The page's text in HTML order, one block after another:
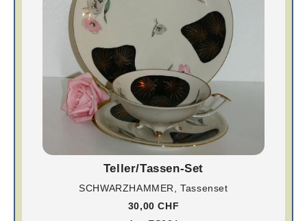
Teller/Tassen-Set
SCHWARZHAMMER, Tassenset
30,00 CHF